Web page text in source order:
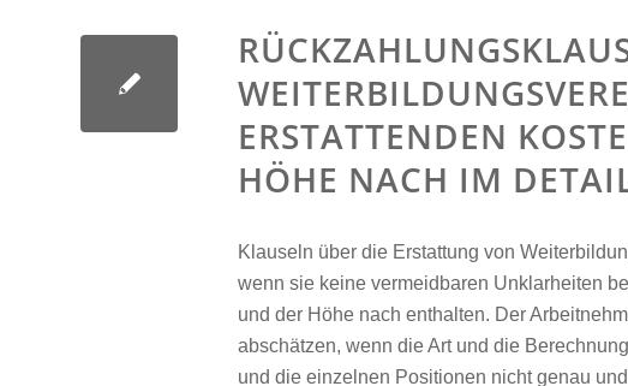
ERSTATTENDEN
HÖHE NACH IM
Klauseln über die Erstattung von
wenn sie keine vermeidbaren Unklarheiten
und der Höhe nach enthalten. Der
abschätzen, wenn die Art und die
und die einzelnen Positionen nicht genau